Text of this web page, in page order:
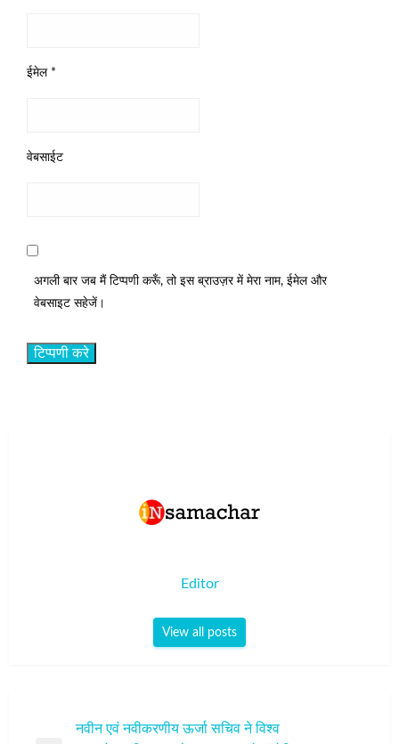
ईमेल *
वेबसाईट
अगली बार जब मैं टिप्पणी करूँ, तो इस ब्राउज़र में मेरा नाम, ईमेल और
वेबसाइट सहेजें।
Editor
View all posts
नवीन एवं नवीकरणीय ऊर्जा सचिव ने विश्व